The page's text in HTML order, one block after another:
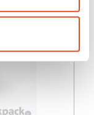
vaše osobné
funkcií
používame